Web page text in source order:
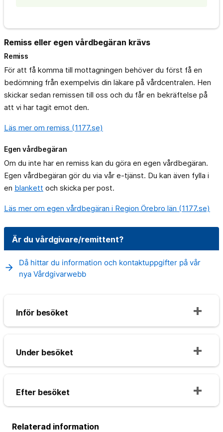
Remiss eller egen vårdbegäran krävs
Remiss
För att få komma till mottagningen behöver du först få en
bedömning från exempelvis din läkare på vårdcentralen. Hen
skickar sedan remissen till oss och du får en bekräftelse på
att vi har tagit emot den.
Läs mer om remiss (1177.se)
Egen vårdbegäran
Om du inte har en remiss kan du göra en egen vårdbegäran.
Egen vårdbegäran gör du via vår e-tjänst. Du kan även fylla i
en blankett och skicka per post.
Läs mer om egen vårdbegäran i Region Örebro län (1177.se)
Är du vårdgivare/remittent?
arrow_forward
Då hittar du information och kontaktuppgifter på vår
nya Vårdgivarwebb
Inför besöket
Under besöket
Efter besöket
Relaterad information